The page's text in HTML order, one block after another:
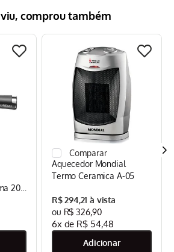
comprou também
20
-
Aquecedor Mondial
Termo Ceramica A-05
R$ 294,21
R$ 326,90
6x de R$ 54,48